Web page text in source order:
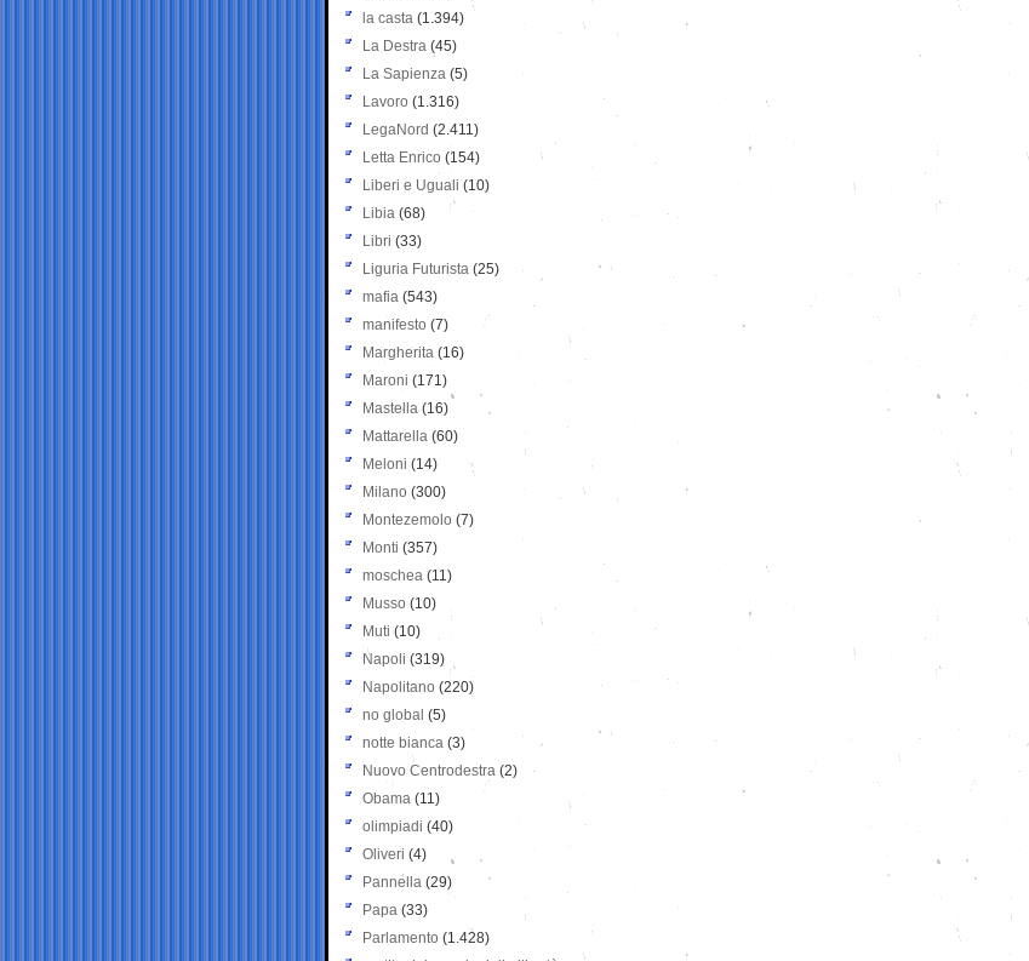
la casta (1.394)
La Destra (45)
La Sapienza (5)
Lavoro (1.316)
LegaNord (2.411)
Letta Enrico (154)
Liberi e Uguali (10)
Libia (68)
Libri (33)
Liguria Futurista (25)
mafia (543)
manifesto (7)
Margherita (16)
Maroni (171)
Mastella (16)
Mattarella (60)
Meloni (14)
Milano (300)
Montezemolo (7)
Monti (357)
moschea (11)
Musso (10)
Muti (10)
Napoli (319)
Napolitano (220)
no global (5)
notte bianca (3)
Nuovo Centrodestra (2)
Obama (11)
olimpiadi (40)
Oliveri (4)
Pannella (29)
Papa (33)
Parlamento (1.428)